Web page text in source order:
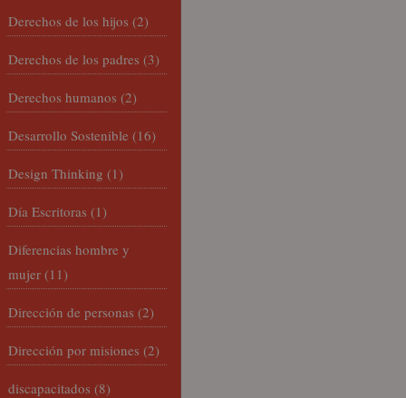
Derechos de los hijos (2)
Derechos de los padres (3)
Derechos humanos (2)
Desarrollo Sostenible (16)
Design Thinking (1)
Día Escritoras (1)
Diferencias hombre y
mujer (11)
Dirección de personas (2)
Dirección por misiones (2)
discapacitados (8)